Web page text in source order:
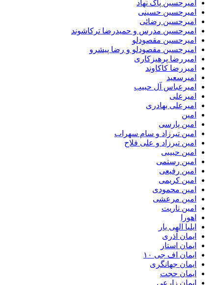
امیرحسین پاک نهاد
امیرحسین حسینی
امیرحسین رضائی
امیرحسین مدرس و حمیدرضا ترکاشوند
امیرحسین مقصودلو
امیرحسین مقصودلو و رضا پیشرو
امیررضا پرهیزکاری
امیررضا کاکاوند
امیرسعید
امیرعباس آل حبیب
امیرعلی
امیرعلی بهادری
امین
امین پارسی
امین تیرزاد و سام سهراب
امین تیرزاد و علی فلاح
امین حبیبی
امین رستمی
امین رفیعی
امین کریمی
امین محمودی
امین مرعشی
امین ناریت
اهورا
ایلیا الهی یار
ایمان آذری
ایمان استار
ایمان اف جی ۱۰
ایمان جهانگری
ایمان حجت
ایمان زارعی